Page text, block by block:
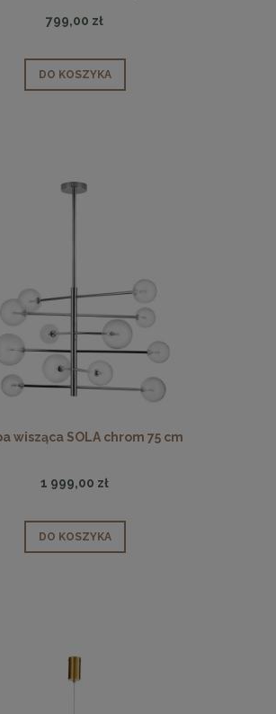
799,00 zł
DO KOSZYKA
wisząca SOLA chrom 75 cm
1 999,00 zł
DO KOSZYKA